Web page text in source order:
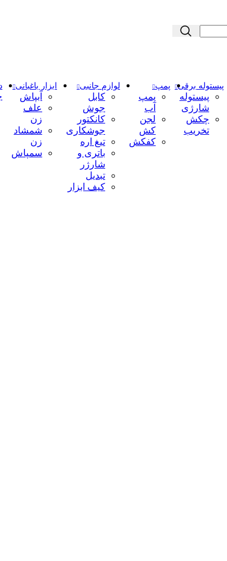
پیستوله برقی
پیستوله
شارژی
چکش
تخریب
پمپ
پمپ
آب
لجن
کش
کفکش
لوازم جانبی
کابل
جوش
کانکتور
جوشکاری
تیغ اره
باتری و
شارژر
تبدیل
کیف ابزار
ابزار باغبانی
آبپاش
علف
زن
شمشاد
زن
سمپاش